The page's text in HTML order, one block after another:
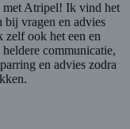
met Atripel! Ik vind het
vragen en advies
ook het een en
communicatie,
en advies zodra